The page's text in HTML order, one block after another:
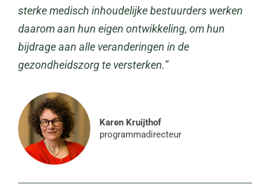
sterke medisch inhoudelijke bestuurders werken
daarom aan hun eigen ontwikkeling, om hun
bijdrage aan alle veranderingen in de
gezondheidszorg te versterken.”
Karen Kruijthof
programmadirecteur